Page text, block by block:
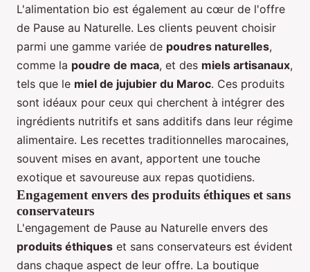
L'alimentation bio est également au cœur de l'offre
de Pause au Naturelle. Les clients peuvent choisir
parmi une gamme variée de poudres naturelles,
comme la poudre de maca, et des miels artisanaux,
tels que le miel de jujubier du Maroc. Ces produits
sont idéaux pour ceux qui cherchent à intégrer des
ingrédients nutritifs et sans additifs dans leur régime
alimentaire. Les recettes traditionnelles marocaines,
souvent mises en avant, apportent une touche
exotique et savoureuse aux repas quotidiens.
Engagement envers des produits éthiques et sans
conservateurs
L'engagement de Pause au Naturelle envers des
produits éthiques et sans conservateurs est évident
dans chaque aspect de leur offre. La boutique